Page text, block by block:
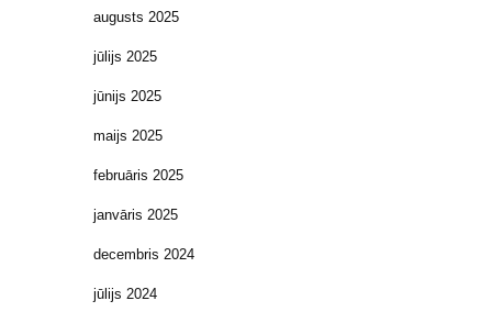
augusts 2025
jūlijs 2025
jūnijs 2025
maijs 2025
februāris 2025
janvāris 2025
decembris 2024
jūlijs 2024